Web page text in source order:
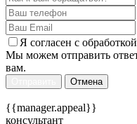
Я согласен c
Мы можем отправить
вам.
Отмена
{{manager.appeal}}
консультант